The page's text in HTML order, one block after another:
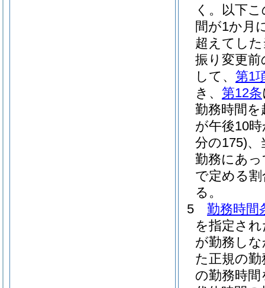
く。以下
間が1か月
超えてし
振り変更
して、 第1
き、 第12条
勤務時間
が午後10
分の175)、
勤務にあ
で定める
る。
5
勤務時間
を指定さ
が勤務し
た正規の
の勤務時